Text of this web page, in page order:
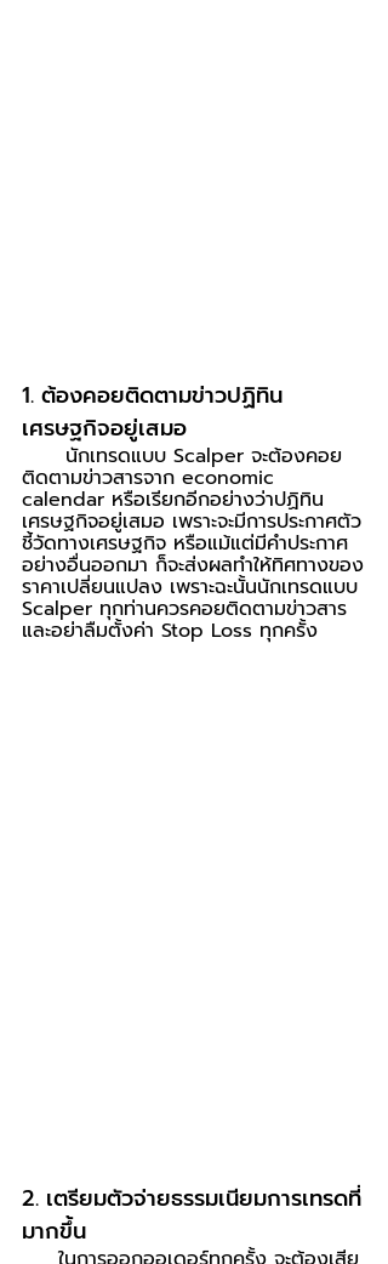
1. ต้องคอยติดตามข่าวปฏิทิน
เศรษฐกิจอยู่เสมอ
ติดตามข่าวสารจาก economic
calendar หรือเรียกอีกอย่างว่าปฏิทิน
เศรษฐกิจอยู่เสมอ เพราะจะมีการประกาศตัว
ชี้วัดทางเศรษฐกิจ หรือแม้แต่มีคำประกาศ
อย่างอื่นออกมา ก็จะส่งผลทำให้ทิศทางของ
ราคาเปลี่ยนแปลง เพราะฉะนั้นนักเทรดแบบ
Scalper ทุกท่านควรคอยติดตามข่าวสาร
และอย่าลืมตั้งค่า Stop Loss ทุกครั้ง
2. เตรียมตัวจ่ายธรรมเนียมการเทรดที่
มากขึ้น